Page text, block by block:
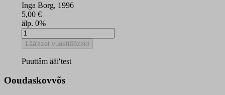
Inga Borg, 1996
5,00 €
älp. 0%
Tuʹrrvueiʹvv
da
täʹlvv
quantity
Lââʹzzet vuästtõõzzid
Puuttâm ääiʹtest
Ooudaskovvõs